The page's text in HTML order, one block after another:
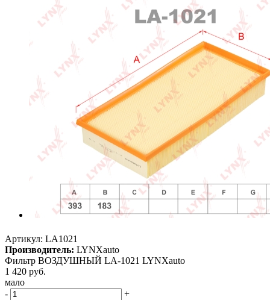
Артикул: LA1021
Производитель: LYNXauto
Фильтр ВОЗДУШНЫЙ LA-1021 LYNXauto
1 420 руб.
мало
-
+